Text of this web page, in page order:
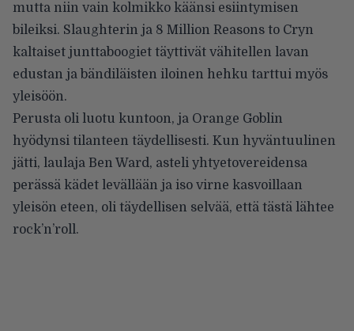
mutta niin vain kolmikko käänsi esiintymisen
bileiksi. Slaughterin ja 8 Million Reasons to Cryn
kaltaiset junttaboogiet täyttivät vähitellen lavan
edustan ja bändiläisten iloinen hehku tarttui myös
yleisöön.
Perusta oli luotu kuntoon, ja Orange Goblin
hyödynsi tilanteen täydellisesti. Kun hyväntuulinen
jätti, laulaja Ben Ward, asteli yhtyetovereidensa
perässä kädet levällään ja iso virne kasvoillaan
yleisön eteen, oli täydellisen selvää, että tästä lähtee
rock’n’roll.